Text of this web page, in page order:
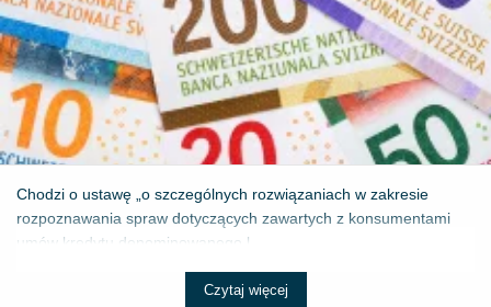
Chodzi o ustawę „o szczególnych rozwiązaniach w zakresie
rozpoznawania spraw dotyczących zawartych z konsumentami
umów kredytu denominowanego l...
Czytaj więcej